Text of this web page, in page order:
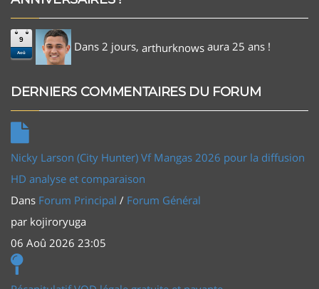
9
Aoû Dans 2 jours, arthurknows aura 25 ans !
DERNIERS COMMENTAIRES DU FORUM
Nicky Larson (City Hunter) Vf Mangas 2026 pour la diffusion
HD analyse et comparaison
Dans Forum Principal / Forum Général
par kojiroryuga
06 Aoû 2026 23:05